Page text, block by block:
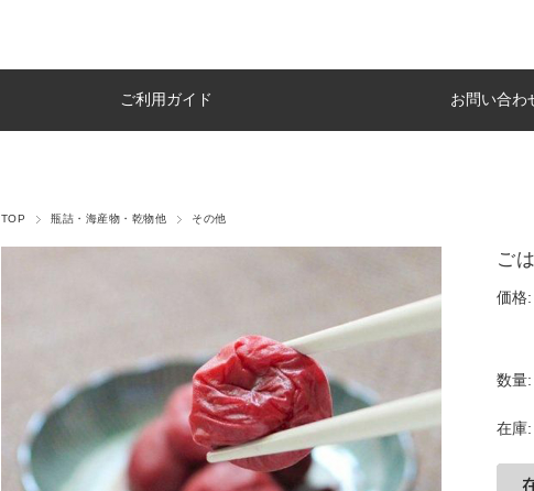
ご利用ガイド お問い合わ
TOP 瓶詰・海産物・乾物他 その他
ご
価格:
数量:
在庫: